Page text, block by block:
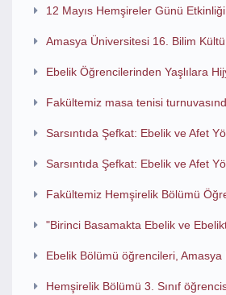
12 Mayıs Hemşireler Günü Etkinliği
Amasya Üniversitesi 16. Bilim Kültür
Ebelik Öğrencilerinden Yaşlılara
Fakültemiz masa tenisi
Sarsıntıda Şefkat: Ebelik ve Afet
Sarsıntıda Şefkat: Ebelik ve Afet
Fakültemiz Hemşirelik Bölümü
"Birinci Basamakta Ebelik ve
Ebelik Bölümü öğrencileri, Amasya
Hemşirelik Bölümü 3. Sınıf